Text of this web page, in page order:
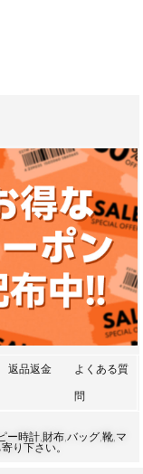
返品返金 よくある質
問
ー時計,財布,バッグ,靴,マ
り下さい。